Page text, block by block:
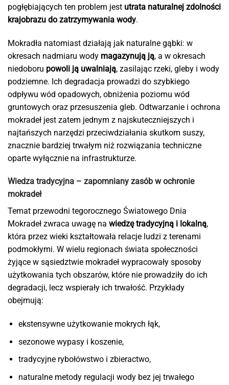
pogłębiających ten problem jest utrata naturalnej zdolności
krajobrazu do zatrzymywania wody.
Mokradła natomiast działają jak naturalne gąbki: w
okresach nadmiaru wody magazynują ją, a w okresach
niedoboru powoli ją uwalniają, zasilając rzeki, gleby i wody
podziemne. Ich degradacja prowadzi do szybkiego
odpływu wód opadowych, obniżenia poziomu wód
gruntowych oraz przesuszenia gleb. Odtwarzanie i ochrona
mokradeł jest zatem jednym z najskuteczniejszych i
najtańszych narzędzi przeciwdziałania skutkom suszy,
znacznie bardziej trwałym niż rozwiązania techniczne
oparte wyłącznie na infrastrukturze.
Wiedza tradycyjna – zapomniany zasób w ochronie
mokradeł
Temat przewodni tegorocznego Światowego Dnia
Mokradeł zwraca uwagę na wiedzę tradycyjną i lokalną,
która przez wieki kształtowała relacje ludzi z terenami
podmokłymi. W wielu regionach świata społeczności
żyjące w sąsiedztwie mokradeł wypracowały sposoby
użytkowania tych obszarów, które nie prowadziły do ich
degradacji, lecz wspierały ich trwałość. Przykłady
obejmują:
ekstensywne użytkowanie mokrych łąk,
sezonowe wypasy i koszenie,
tradycyjne rybołówstwo i zbieractwo,
naturalne metody regulacji wody bez jej trwałego